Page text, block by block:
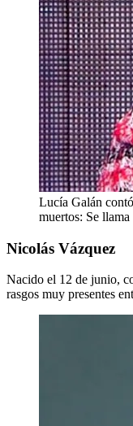
Lucía Galán
muertos: Se
Nicolás Vázquez
Nacido el 12 de junio,
rasgos muy presentes